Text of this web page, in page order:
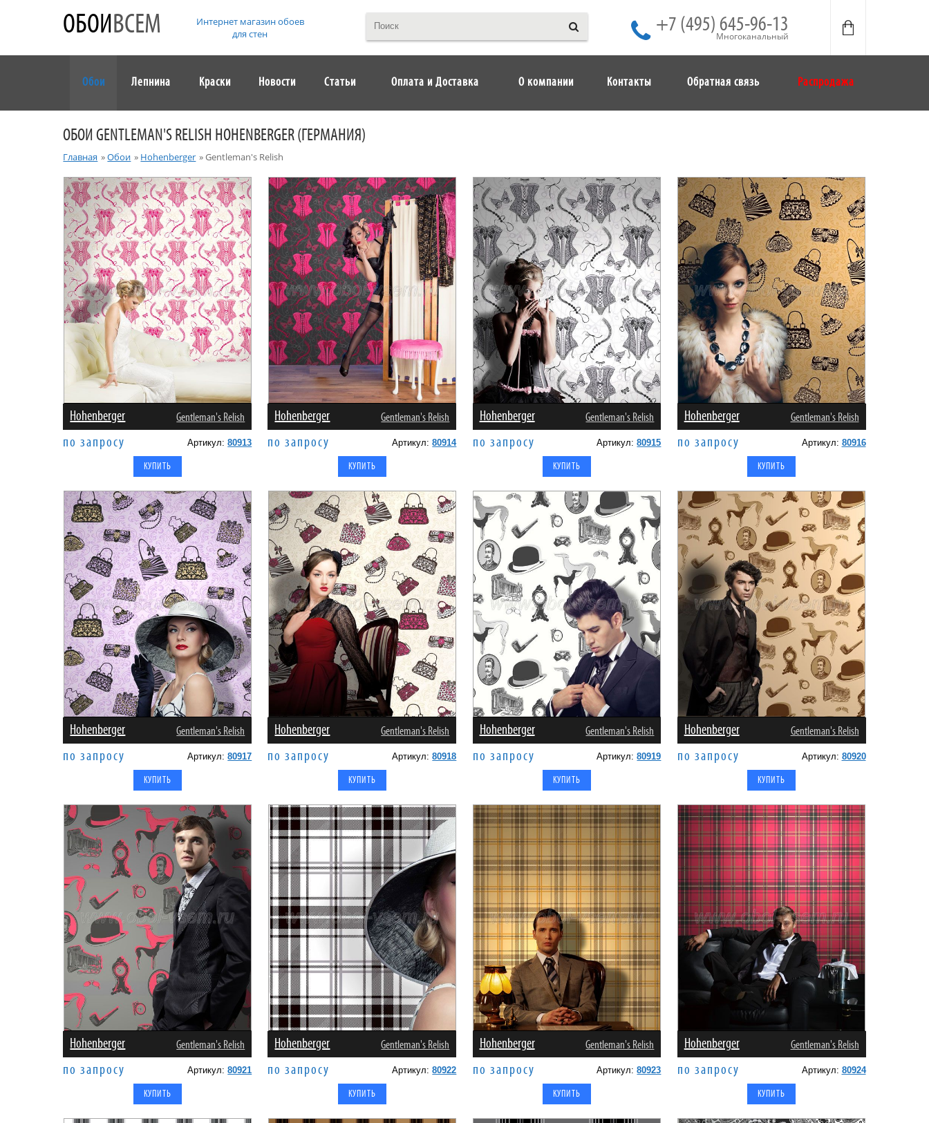
ОБОИВСЕМ
Интернет магазин обоев
для стен
+7 (495) 645-96-13
Многоканальный
Обои Лепнина Краски Новости Статьи Оплата и Доставка О компании Контакты Обратная связь Распродажа
ОБОИ GENTLEMAN'S RELISH HOHENBERGER (ГЕРМАНИЯ)
Главная »Обои » Hohenberger »Gentleman's Relish
Hohenberger Gentleman's Relish
по запросу Артикул:80913
Hohenberger Gentleman's Relish
по запросу Артикул:80914
Hohenberger Gentleman's Relish
по запросу Артикул:80915
Hohenberger Gentleman's Relish
по запросу Артикул: 80916
Hohenberger Gentleman's Relish
по запросу Артикул:80917
Hohenberger Gentleman's Relish
по запросу Артикул:80918
Hohenberger Gentleman's Relish
по запросу Артикул:80919
Hohenberger Gentleman's Relish
по запросу Артикул: 80920
Hohenberger Gentleman's Relish
по запросу Артикул:80921
Hohenberger Gentleman's Relish
по запросу Артикул:80922
Hohenberger Gentleman's Relish
по запросу Артикул:80923
Hohenberger Gentleman's Relish
по запросу Артикул: 80924